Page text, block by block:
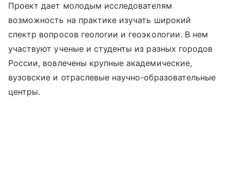
Проект дает молодым исследователям
возможность на практике изучать широкий
спектр вопросов геологии и геоэкологии. В нем
участвуют ученые и студенты из разных городов
России, вовлечены крупные академические,
вузовские и отраслевые научно-образовательные
центры.